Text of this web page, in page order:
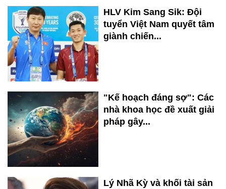
HLV Kim Sang Sik: Đội
tuyển Việt Nam quyết tâm
giành chiến...
"Kế hoạch đáng sợ": Các
nhà khoa học đề xuất giải
pháp gây...
Lý Nhã Kỳ và khối tài sản